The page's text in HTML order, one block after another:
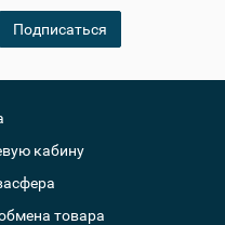
Подписаться
кабину
товара